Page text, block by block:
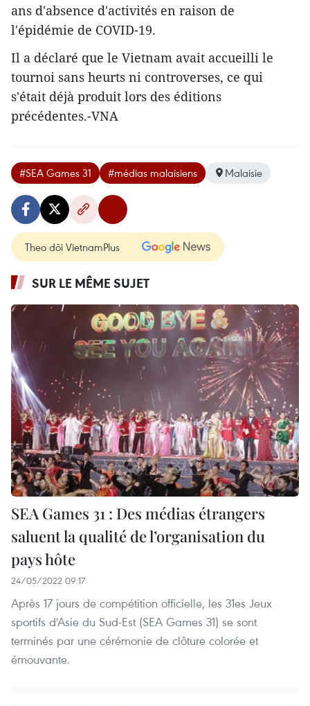
ans d'absence d'activités en raison de
l'épidémie de COVID-19.
Il a déclaré que le Vietnam avait accueilli le
tournoi sans heurts ni controverses, ce qui
s'était déjà produit lors des éditions
précédentes.-VNA
#SEA Games 31 #médias malaisiens Malaisie
Theo dõi VietnamPlus
SUR LE MÊME SUJET
SEA Games 31 : Des médias étrangers
saluent la qualité de l’organisation du
pays hôte
24/05/2022 09:17
Après 17 jours de compétition officielle, les 31es Jeux
sportifs d'Asie du Sud-Est (SEA Games 31) se sont
terminés par une cérémonie de clôture colorée et
émouvante.